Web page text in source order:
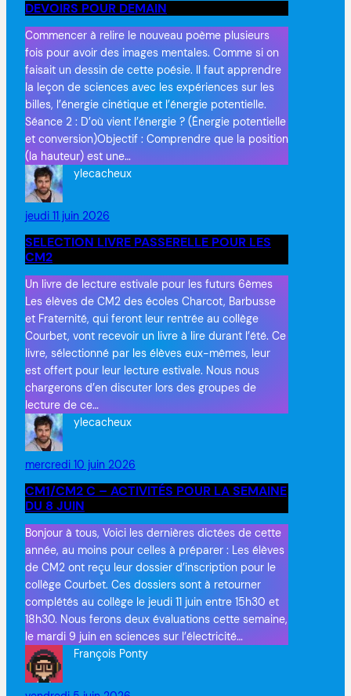
DEVOIRS POUR DEMAIN
Commencer à relire le nouveau poème plusieurs
fois pour avoir des images mentales. Comme si on
faisait un dessin de cette poésie. Il faut apprendre
la leçon de sciences avec les expériences sur les
billes, l’énergie cinétique et l’énergie potentielle.
Séance 2 : D’où vient l’énergie ? (Énergie potentielle
et conversion)Objectif : Comprendre que la position
(la hauteur) est une…
ylecacheux
jeudi 11 juin 2026
SELECTION LIVRE PASSERELLE POUR LES
CM2
Un livre de lecture estivale pour les futurs 6èmes
Les élèves de CM2 des écoles Charcot, Barbusse
et Fraternité, qui feront leur rentrée au collège
Courbet, vont recevoir un livre à lire durant l’été. Ce
livre, sélectionné par les élèves eux-mêmes, leur
est offert pour leur lecture estivale. Nous nous
chargerons d’en discuter lors des groupes de
lecture de ce…
ylecacheux
mercredi 10 juin 2026
CM1/CM2 C – ACTIVITÉS POUR LA SEMAINE
DU 8 JUIN
Bonjour à tous, Voici les dernières dictées de cette
année, au moins pour celles à préparer : Les élèves
de CM2 ont reçu leur dossier d’inscription pour le
collège Courbet. Ces dossiers sont à retourner
complétés au collège le jeudi 11 juin entre 15h30 et
18h30. Nous ferons deux évaluations cette semaine,
le mardi 9 juin en sciences sur l’électricité…
François Ponty